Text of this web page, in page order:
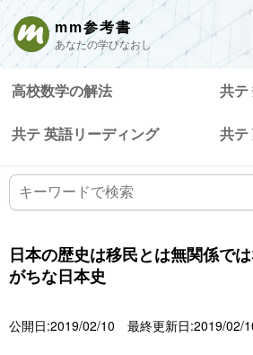
mm参考書
あなたの学びなおし
高校数学の解法 共テ
共テ 英語リーディング 共テ
日本の歴史は移民とは無関係で
がちな日本史
公開日:2019/02/10 最終更新日:2019/02/